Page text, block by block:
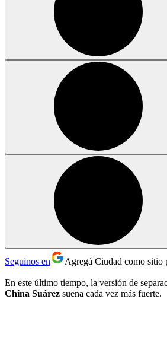
Seguinos en Agregá Ciudad como sitio
En este último tiempo, la versión de
China Suárez suena cada vez más fuerte.